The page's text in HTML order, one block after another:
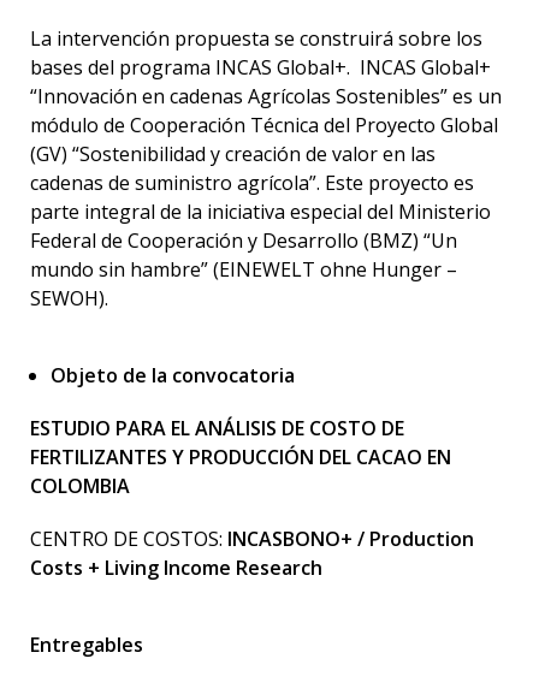
La intervención propuesta se construirá sobre los
bases del programa INCAS Global+. INCAS Global+
“Innovación en cadenas Agrícolas Sostenibles” es un
módulo de Cooperación Técnica del Proyecto Global
(GV) “Sostenibilidad y creación de valor en las
cadenas de suministro agrícola”. Este proyecto es
parte integral de la iniciativa especial del Ministerio
Federal de Cooperación y Desarrollo (BMZ) “Un
mundo sin hambre” (EINEWELT ohne Hunger –
SEWOH).
Objeto de la convocatoria
ESTUDIO PARA EL ANÁLISIS DE COSTO DE
FERTILIZANTES Y PRODUCCIÓN DEL CACAO EN
COLOMBIA
CENTRO DE COSTOS: INCASBONO+ / Production
Costs + Living Income Research
Entregables